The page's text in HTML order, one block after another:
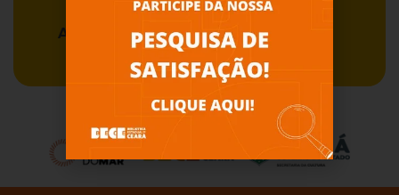
Acervo BECE Serviços